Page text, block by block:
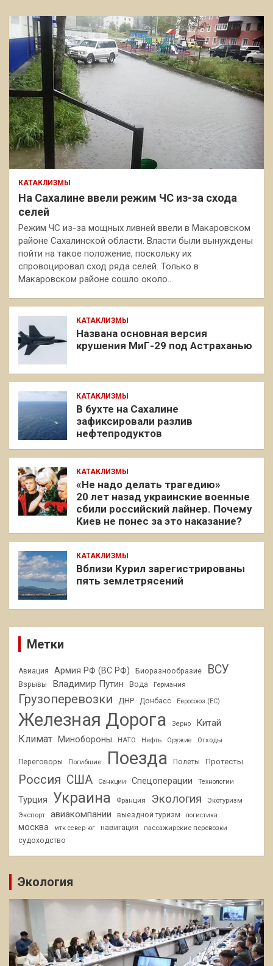
КАТАКЛИЗМЫ
На Сахалине ввели режим ЧС из-за схода
селей
Режим ЧС из-за мощных ливней ввели в Макаровском
районе Сахалинской области. Власти были вынуждены
пойти на такое положение, поскольку их
спровоцировал сход ряда селей. Только в
Макаровском районе сошло около…
КАТАКЛИЗМЫ
Названа основная версия
крушения МиГ-29 под Астраханью
КАТАКЛИЗМЫ
В бухте на Сахалине
зафиксировали разлив
нефтепродуктов
КАТАКЛИЗМЫ
«Не надо делать трагедию»
20 лет назад украинские военные
сбили российский лайнер. Почему
Киев не понес за это наказание?
КАТАКЛИЗМЫ
Вблизи Курил зарегистрированы
пять землетрясений
Метки
Авиация Армия РФ (ВС РФ) Биоразнообразие ВСУ
Взрывы Владимир Путин Вода Германия
Грузоперевозки ДНР Донбасс Евросоюз (ЕС)
Железная Дорога Зерно Китай
Климат Минобороны НАТО Нефть Оружие Отходы
Переговоры Погибшие Поезда Полеты Протесты
Россия США Санкции Спецоперации Технологии
Турция Украина Франция Экология
Экотуризм
Экспорт
авиакомпании выездной туризм логистика
москва мтк север-юг навигация
пассажирские перевозки
судоходство
Экология